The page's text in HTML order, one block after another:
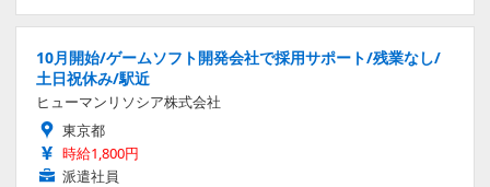
10月開始/ゲームソフト開発会社で採用サポート/残業なし/
土日祝休み/駅近
ヒューマンリソシア株式会社
東京都
時給1,800円
派遣社員